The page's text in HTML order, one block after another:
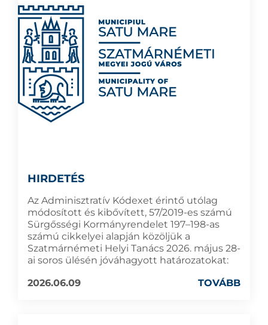
HIRDETÉS
Az Adminisztratív Kódexet érintő utólag
módosított és kibővített, 57/2019-es számú
Sürgősségi Kormányrendelet 197–198-as
számú cikkelyei alapján közöljük a
Szatmárnémeti Helyi Tanács 2026. május 28-
ai soros ülésén jóváhagyott határozatokat:
2026.06.09
TOVÁBB